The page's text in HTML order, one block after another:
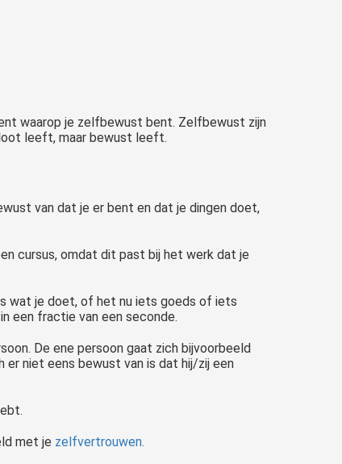
waarop je zelfbewust bent. Zelfbewust zijn
leeft, maar bewust leeft.
van dat je er bent en dat je dingen doet,
cursus, omdat dit past bij het werk dat je
wat je doet, of het nu iets goeds of iets
een fractie van een seconde.
De ene persoon gaat zich bijvoorbeeld
er niet eens bewust van is dat hij/zij een
met je zelfvertrouwen.